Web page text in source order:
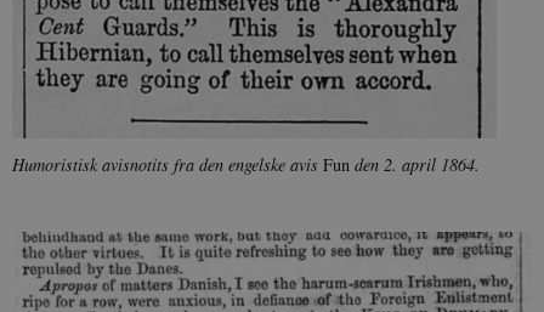
Humoristisk avisnotits fra den engelske avis Fun den 2. april 1864.